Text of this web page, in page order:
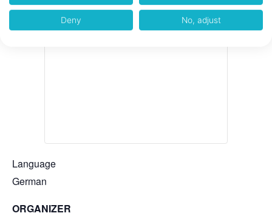
Language
German
ORGANIZER
Deny No, adjust